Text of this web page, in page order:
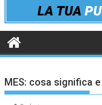
MES: cosa significa